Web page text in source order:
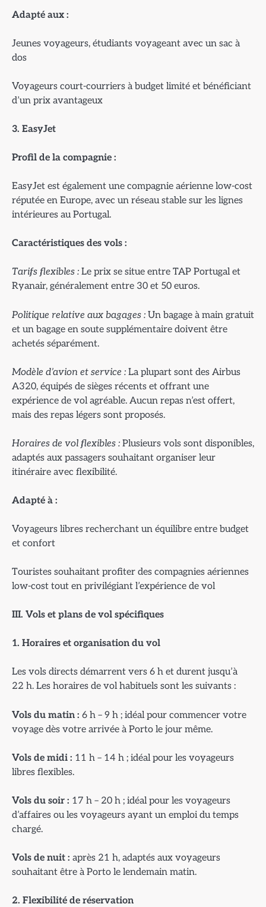
Adapté aux :
Jeunes voyageurs, étudiants voyageant avec un sac à
dos
Voyageurs court-courriers à budget limité et bénéficiant
d’un prix avantageux
3. EasyJet
Profil de la compagnie :
EasyJet est également une compagnie aérienne low-cost
réputée en Europe, avec un réseau stable sur les lignes
intérieures au Portugal.
Caractéristiques des vols :
Tarifs flexibles : Le prix se situe entre TAP Portugal et
Ryanair, généralement entre 30 et 50 euros.
Politique relative aux bagages : Un bagage à main gratuit
et un bagage en soute supplémentaire doivent être
achetés séparément.
Modèle d’avion et service : La plupart sont des Airbus
A320, équipés de sièges récents et offrant une
expérience de vol agréable. Aucun repas n’est offert,
mais des repas légers sont proposés.
Horaires de vol flexibles : Plusieurs vols sont disponibles,
adaptés aux passagers souhaitant organiser leur
itinéraire avec flexibilité.
Adapté à :
Voyageurs libres recherchant un équilibre entre budget
et confort
Touristes souhaitant profiter des compagnies aériennes
low-cost tout en privilégiant l’expérience de vol
III. Vols et plans de vol spécifiques
1. Horaires et organisation du vol
Les vols directs démarrent vers 6 h et durent jusqu’à
22 h. Les horaires de vol habituels sont les suivants :
Vols du matin : 6 h – 9 h ; idéal pour commencer votre
voyage dès votre arrivée à Porto le jour même.
Vols de midi : 11 h – 14 h ; idéal pour les voyageurs
libres flexibles.
Vols du soir : 17 h – 20 h ; idéal pour les voyageurs
d’affaires ou les voyageurs ayant un emploi du temps
chargé.
Vols de nuit : après 21 h, adaptés aux voyageurs
souhaitant être à Porto le lendemain matin.
2. Flexibilité de réservation